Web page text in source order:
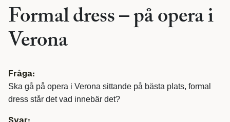
Formal dress – på opera i
Verona
Fråga:
Ska gå på opera i Verona sittande på bästa plats, formal
dress står det vad innebär det?
Svar: